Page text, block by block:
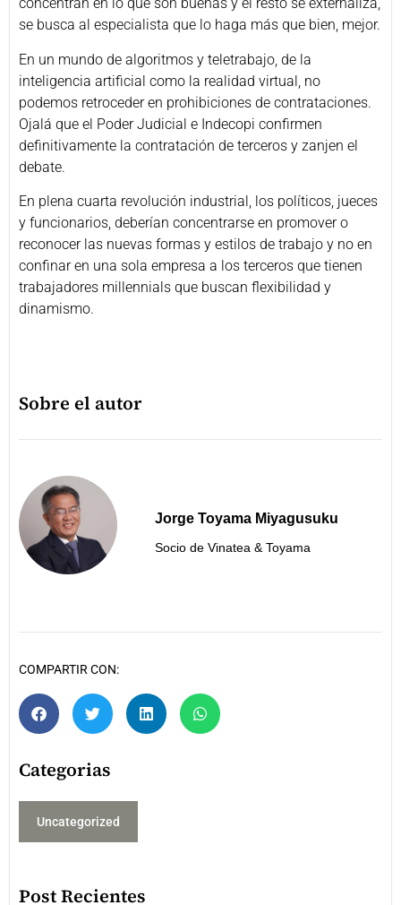
se busca al especialista que lo haga más que bien, mejor.
En un mundo de algoritmos y teletrabajo, de la
inteligencia artificial como la realidad virtual, no
podemos retroceder en prohibiciones de contrataciones.
Ojalá que el Poder Judicial e Indecopi confirmen
definitivamente la contratación de terceros y zanjen el
debate.
En plena cuarta revolución industrial, los políticos, jueces
y funcionarios, deberían concentrarse en promover o
reconocer las nuevas formas y estilos de trabajo y no en
confinar en una sola empresa a los terceros que tienen
trabajadores millennials que buscan flexibilidad y
dinamismo.
Sobre el autor
Jorge Toyama Miyagusuku
Socio de Vinatea & Toyama
COMPARTIR CON:
Categorias
Uncategorized
Post Recientes